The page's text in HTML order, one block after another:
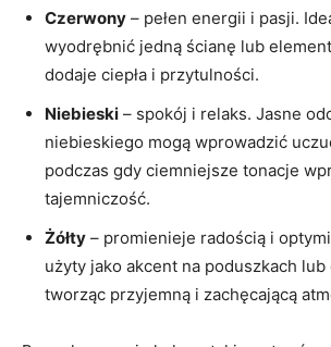
Czerwony – pełen energii i pasji.
wyodrębnić jedną ścianę lub
dodaje ciepła i przytulności.
Niebieski – spokój i relaks. Jasne
niebieskiego mogą wprowadzić
podczas gdy ciemniejsze tonacje
tajemniczość.
Żółty – promienieje radością i
użyty jako akcent na poduszkach lub
tworząc przyjemną i zachęcającą